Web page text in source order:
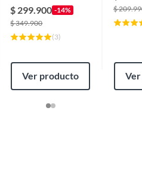
$ 299.900 -14%
$349.900
(3)
Ver producto
$